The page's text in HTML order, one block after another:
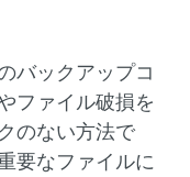
バックアップコ
ファイル破損を
のない方法で
要なファイルに